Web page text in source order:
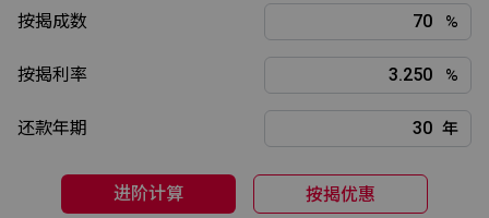
按揭成数 %
按揭利率 %
还款年期 年
进阶计算 按揭优惠